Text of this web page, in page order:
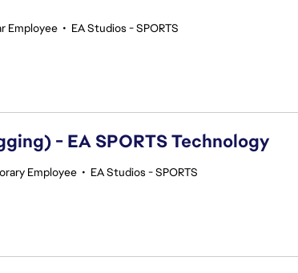
Employee • EA Studios - SPORTS
- EA SPORTS Technology
Employee • EA Studios - SPORTS